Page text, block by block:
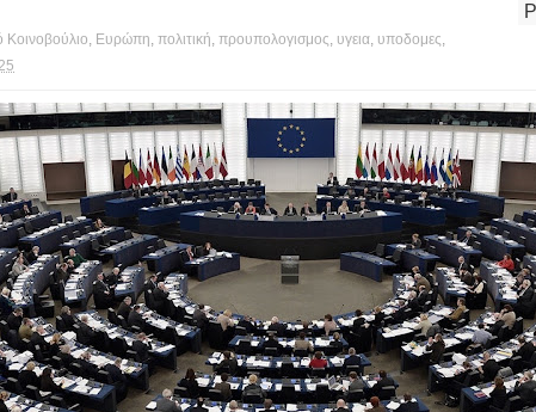
Ευρώπη πολιτική προυπολογισμος υγεια υποδομες